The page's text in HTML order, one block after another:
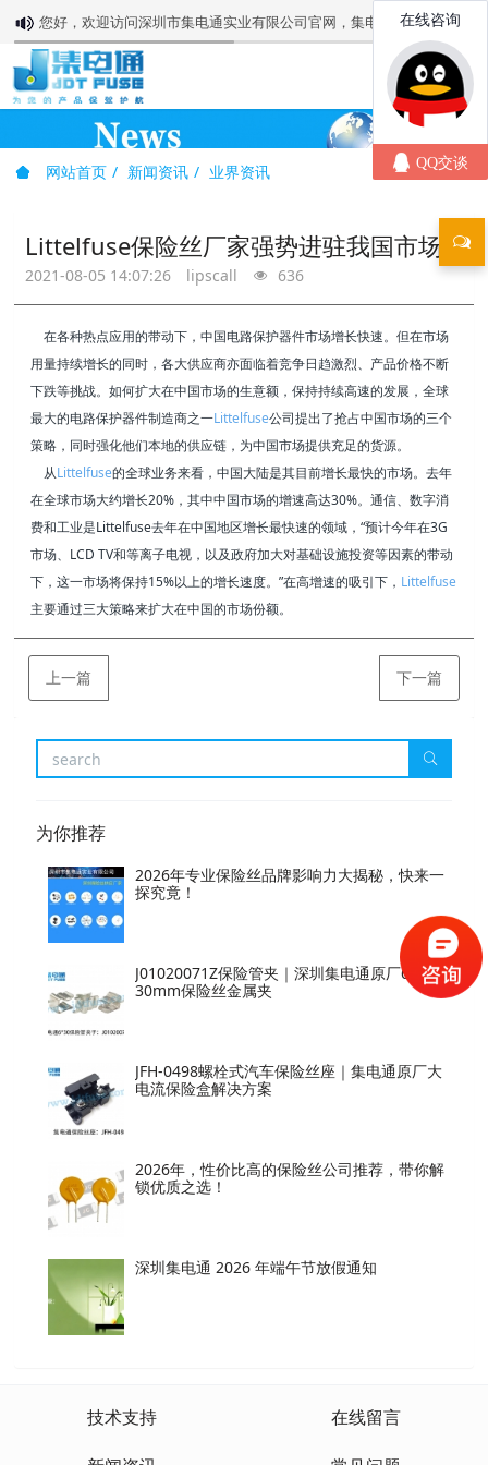
您好，欢迎访问深圳市集电通实业有限公司官网，集电通值得您信赖!
网站首页 新闻资讯 业界资讯
Littelfuse保险丝厂家强势进驻我国市场
2021-08-05 14:07:26 lipscall 636
在各种热点应用的带动下，中国电路保护器件市场增长快速。但在市场
用量持续增长的同时，各大供应商亦面临着竞争日趋激烈、产品价格不断
下跌等挑战。如何扩大在中国市场的生意额，保持持续高速的发展，全球
最大的电路保护器件制造商之一Littelfuse公司提出了抢占中国市场的三个
策略，同时强化他们本地的供应链，为中国市场提供充足的货源。
从Littelfuse的全球业务来看，中国大陆是其目前增长最快的市场。去年
在全球市场大约增长20%，其中中国市场的增速高达30%。通信、数字消
费和工业是Littelfuse去年在中国地区增长最快速的领域，“预计今年在3G
市场、LCD TV和等离子电视，以及政府加大对基础设施投资等因素的带动
下，这一市场将保持15%以上的增长速度。”在高增速的吸引下， Littelfuse
主要通过三大策略来扩大在中国的市场份额。
上一篇 下一篇
为你推荐
2026年专业保险丝品牌影响力大揭秘，快来一
探究竟！
J01020071Z保险管夹｜深圳集电通原厂6-
30mm保险丝金属夹
JFH-0498螺栓式汽车保险丝座｜集电通原厂大
电流保险盒解决方案
2026年，性价比高的保险丝公司推荐，带你解
锁优质之选！
深圳集电通 2026 年端午节放假通知
技术支持 在线留言